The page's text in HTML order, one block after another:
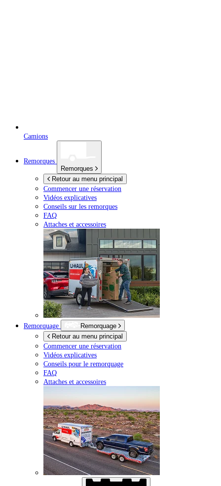
Camions
Remorques
Remorques
Retour au menu principal
Commencer une réservation
Vidéos explicatives
Conseils sur les remorques
FAQ
Attaches et accessoires
Remorquage
Remorquage
Retour au menu principal
Commencer une réservation
Vidéos explicatives
Conseils pour le remorquage
FAQ
Attaches et accessoires